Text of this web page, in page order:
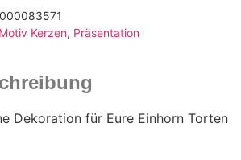
Motiv Kerzen, Präsentation
Dekoration für Eure Einhorn Torten